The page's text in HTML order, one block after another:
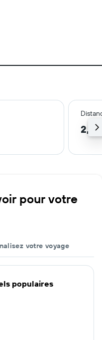
2,0
pour votre
votre voyage
populaires